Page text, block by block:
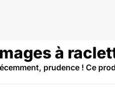
à
prudence ! Ce